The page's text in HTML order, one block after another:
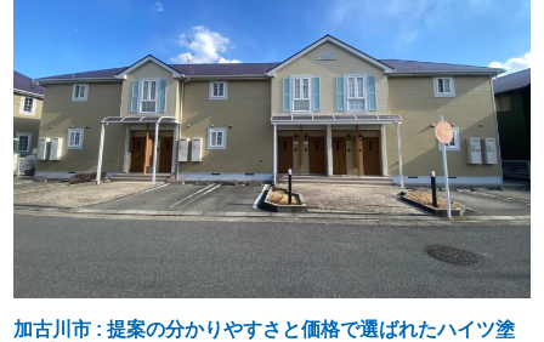
加古川市 : 提案の分かりやすさと価格で選ばれたハイツ塗